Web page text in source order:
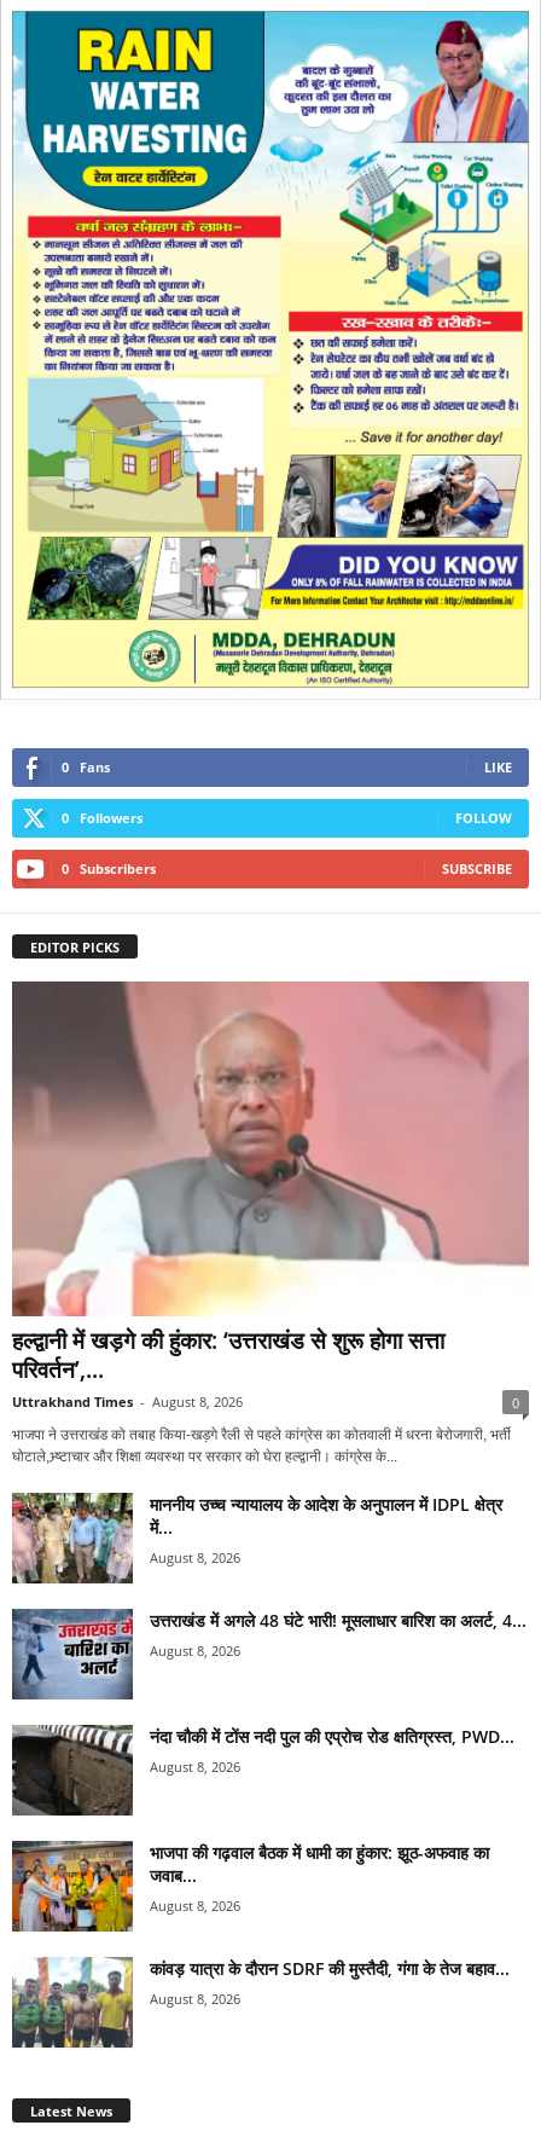
0 Fans LIKE
0 Followers FOLLOW
0 Subscribers SUBSCRIBE
EDITOR PICKS
हल्द्वानी में खड़गे की हुंकार: ‘उत्तराखंड से शुरू होगा सत्ता
परिवर्तन’,...
Uttrakhand Times - August 8, 2026 0
भाजपा ने उत्तराखंड को तबाह किया-खड़गे रैली से पहले कांग्रेस का कोतवाली में धरना बेरोजगारी, भर्ती
घोटाले,भ्र्ष्टाचार और शिक्षा व्यवस्था पर सरकार को घेरा हल्द्वानी। कांग्रेस के...
माननीय उच्च न्यायालय के आदेश के अनुपालन में IDPL क्षेत्र
में...
August 8, 2026
उत्तराखंड में अगले 48 घंटे भारी! मूसलाधार बारिश का अलर्ट, 4...
August 8, 2026
नंदा चौकी में टोंस नदी पुल की एप्रोच रोड क्षतिग्रस्त, PWD...
August 8, 2026
भाजपा की गढ़वाल बैठक में धामी का हुंकार: झूठ-अफवाह का
जवाब...
August 8, 2026
कांवड़ यात्रा के दौरान SDRF की मुस्तैदी, गंगा के तेज बहाव...
August 8, 2026
Latest News